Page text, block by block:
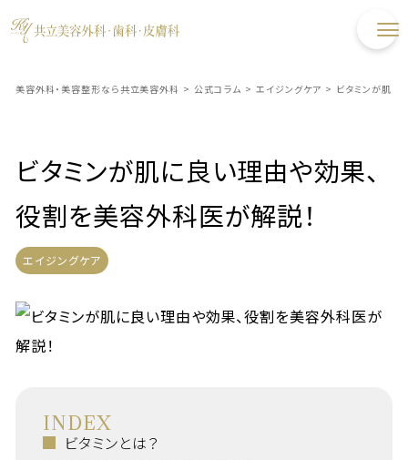
美容外科・美容整形なら共立美容外科 > 公式コラム > エイジングケア > ビタミンが肌に
ビタミンが肌に良い理由や効果、
役割を美容外科医が解説！
エイジングケア
INDEX
ビタミンとは？